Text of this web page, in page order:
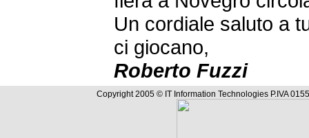
Un cordiale saluto a
ci giocano,
Roberto Fuzzi
Copyright 2005 © IT Information Technologies P.IVA